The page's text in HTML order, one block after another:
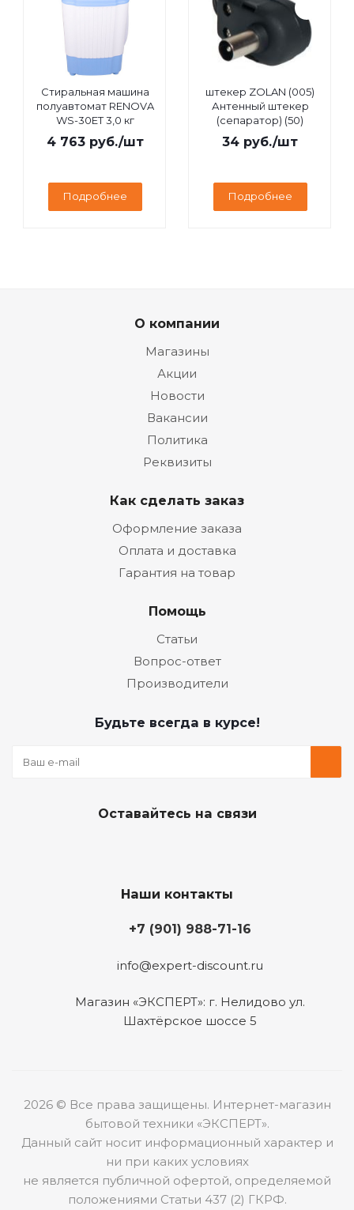
Стиральная машина
полуавтомат RENOVA
WS-30ET 3,0 кг
4 763руб./шт
Подробнее
штекер ZOLAN (005)
Антенный штекер
(сепаратор) (50)
34 руб./шт
Подробнее
О компании
Магазины
Акции
Новости
Вакансии
Политика
Реквизиты
Как сделать заказ
Оформление заказа
Оплата и доставка
Гарантия на товар
Помощь
Статьи
Вопрос-ответ
Производители
Будьте всегда в курсе!
Оставайтесь на связи
Наши контакты
+7 (901) 988-71-16
info@expert-discount.ru
Магазин «ЭКСПЕРТ»: г. Нелидово ул.
Шахтёрское шоссе 5
2026 © Все права защищены. Интернет-магазин
бытовой техники «ЭКСПЕРТ».
Данный сайт носит информационный характер и
ни при каких условиях
не является публичной офертой, определяемой
положениями Статьи 437 (2) ГКРФ.